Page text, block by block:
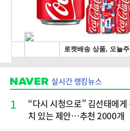
실시간 랭킹뉴스
1
“다시 시청으로” 김선태에
치 있는 제안…추천 2000개